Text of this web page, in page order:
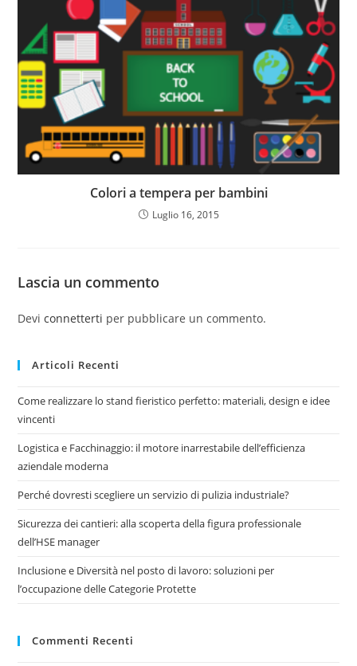
Colori a tempera per bambini
Luglio 16, 2015
Lascia un commento
Deviconnetterti per pubblicare un commento.
Articoli Recenti
Come realizzare lo stand fieristico perfetto: materiali, design e idee
vincenti
Logistica e Facchinaggio: il motore inarrestabile dell’efficienza
aziendale moderna
Perché dovresti scegliere un servizio di pulizia industriale?
Sicurezza dei cantieri: alla scoperta della figura professionale
dell’HSE manager
Inclusione e Diversità nel posto di lavoro: soluzioni per
l’occupazione delle Categorie Protette
Commenti Recenti